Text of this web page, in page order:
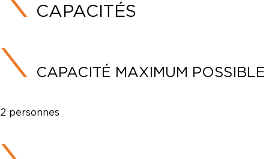
CAPACITÉS
CAPACITÉ MAXIMUM POSSIBLE
2 personnes